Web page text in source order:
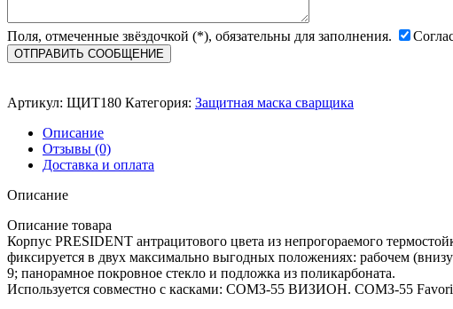
Поля, отмеченные звёздочкой (*), обязательны для заполнения.
Артикул: ЩИТ180 Категория: Защитная маска сварщика
Описание
Отзывы (0)
Доставка и оплата
Описание
Описание товара
Корпус PRESIDENT антрацитового цвета из непрогораемого
фиксируется в двух максимально выгодных положениях: рабочем
9; панорамное покровное стекло и подложка из поликарбоната.
Используется совместно с касками: СОМЗ-55 ВИЗИОН. СОМЗ-55